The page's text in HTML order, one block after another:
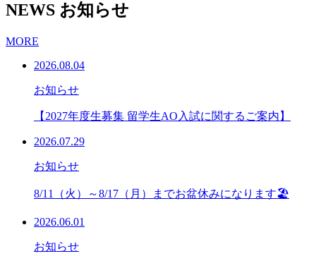
NEWS お知らせ
MORE
2026.08.04
お知らせ
【2027年度生募集 留学生AO入試に関するご案内】
2026.07.29
お知らせ
8/11（火）～8/17（月）までお盆休みになります🏖
2026.06.01
お知らせ